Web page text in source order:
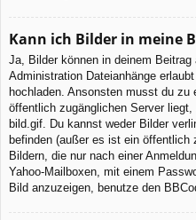
Kann ich Bilder in meine
Ja, Bilder können in deinem
Administration Dateianhänge
hochladen. Ansonsten musst du
öffentlich zugänglichen Server
bild.gif. Du kannst weder Bilder
befinden (außer es ist ein öffentlich
Bildern, die nur nach einer
Yahoo-Mailboxen, mit einem
Bild anzuzeigen, benutze den